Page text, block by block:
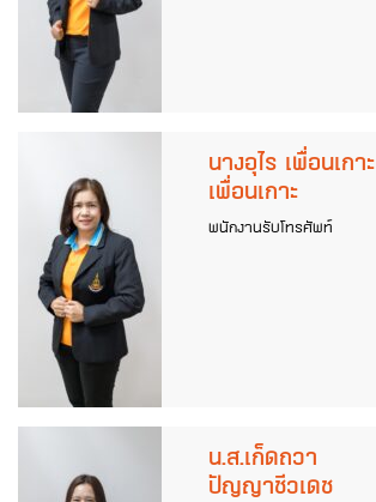
นางอุไร เพื่อนเกาะ
เพื่อนเกาะ
พนักงานรับโทรศัพท์
น.ส.เก็ดถวา
ปัญญาชีวเดช